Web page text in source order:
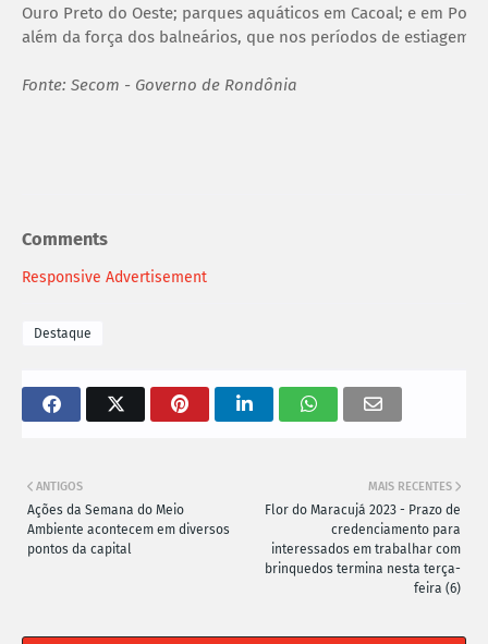
Ouro Preto do Oeste; parques aquáticos em Cacoal; e em
além da força dos balneários, que nos períodos de estiagem,
Fonte: Secom - Governo de Rondônia
Comments
Responsive Advertisement
Destaque
MAIS RECENTES
Flor do Maracujá 2023 - Prazo de
credenciamento para
interessados em trabalhar com
brinquedos termina nesta terça-
feira (6)
ANTIGOS
Ações da Semana do Meio
Ambiente acontecem em diversos
pontos da capital